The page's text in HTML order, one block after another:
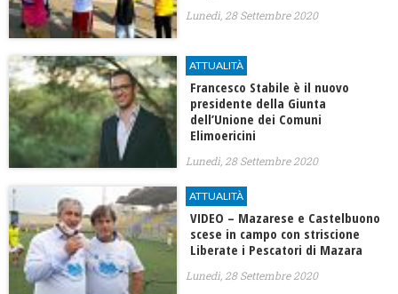
Lunedì, 28 Settembre 2020
ATTUALITÀ
Francesco Stabile è il nuovo
presidente della Giunta
dell’Unione dei Comuni
Elimoericini
Lunedì, 28 Settembre 2020
ATTUALITÀ
VIDEO – Mazarese e Castelbuono
scese in campo con striscione
Liberate i Pescatori di Mazara
Lunedì, 28 Settembre 2020